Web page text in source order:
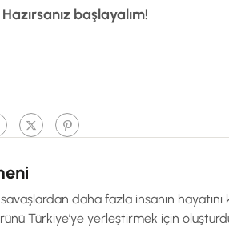
başlayalım!
daha fazla insanın
Türkiye’ye yerleştirmek için